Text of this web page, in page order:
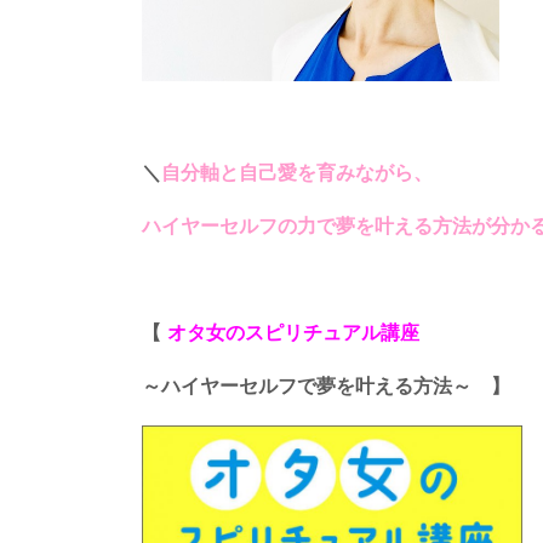
＼ 自分軸と自己愛を育みながら、
ハイヤーセルフの力で夢を叶える方法が分か
【 オタ女のスピリチュアル講座
～ハイヤーセルフで夢を叶える方法～ 】